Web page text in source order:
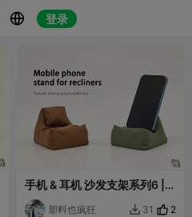
 登录
手机 & 耳机 沙发支架系列6 |
麻袋懒人沙发手机支架
塑料也疯狂  31 2